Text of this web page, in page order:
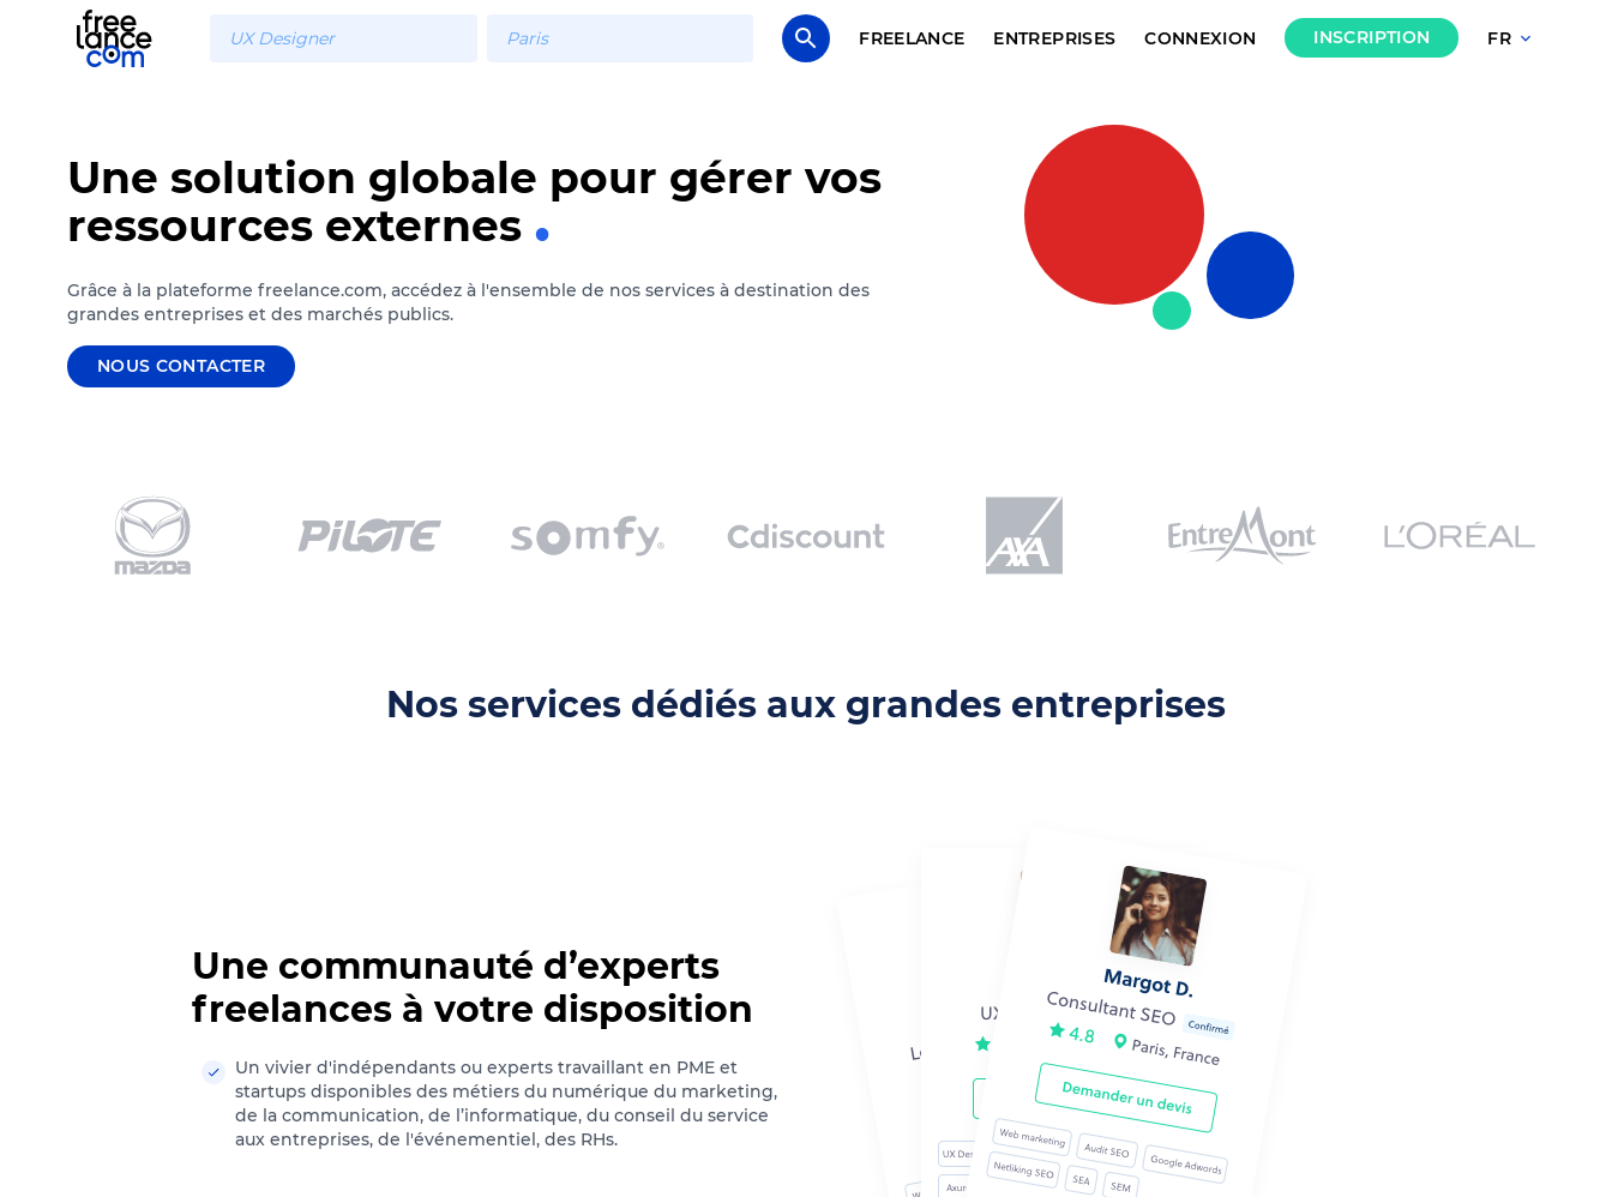
FREELANCE ENTREPRISES CONNEXION INSCRIPTION FR
Une solution globale pour gérer vos
ressources externes
Grâce à la plateforme freelance.com, accédez à l'ensemble de nos services à destination des
grandes entreprises et des marchés publics.
NOUS CONTACTER
Nos services dédiés aux grandes entreprises
Une communauté d’experts
freelances à votre disposition
Un vivier d'indépendants ou experts travaillant en PME et
startups disponibles des métiers du numérique du marketing,
de la communication, de l’informatique, du conseil du service
aux entreprises, de l'événementiel, des RHs.